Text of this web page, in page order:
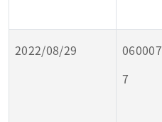
2022/08/29
060007
7